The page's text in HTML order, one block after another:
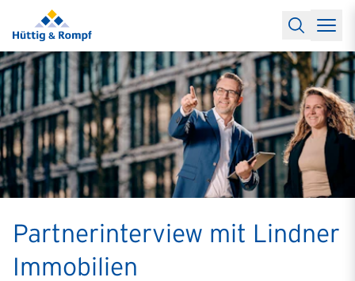
Baufinanzierung
RechnerBaufinanzierungsrechner
Anschlussfinanzierung
Partnerschaft Partner werdenErfolgreiche Partnerschaften
ReportsKäuferprofile 202610 Jahre Städtevergleich
Charts & RechnerAktuelle Bauzinsen Einbindung
News & Events Updates erhaltenAlle Termine
Über unsIhre Ansprechpartner
Partnerinterview mit Lindner
Immobilien